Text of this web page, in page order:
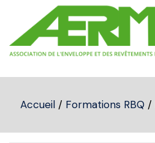
content
Accueil / Formations RBQ /